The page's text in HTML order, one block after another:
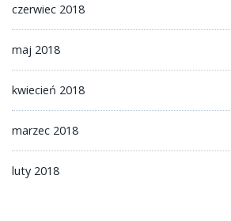
czerwiec 2018
maj 2018
kwiecień 2018
marzec 2018
luty 2018